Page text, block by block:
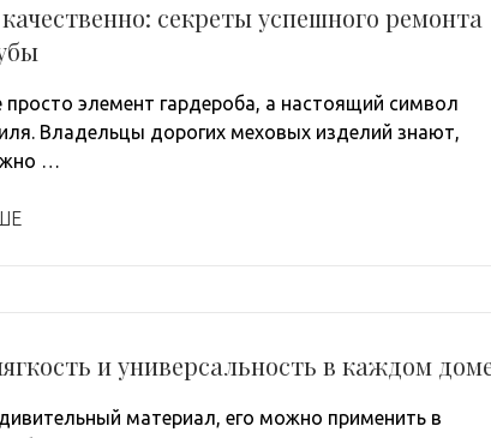
секреты успешного ремонта
просто элемент гардероба, а настоящий символ
Владельцы дорогих меховых изделий знают,
…
и универсальность в каждом
материал, его можно применить в